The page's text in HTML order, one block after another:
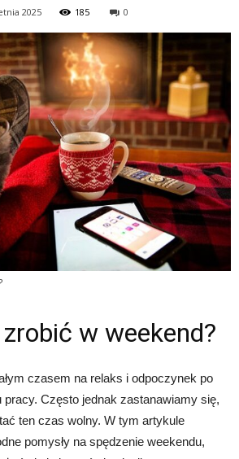
2025 185 0
w weekend?
czasem na relaks i odpoczynek po
pracy. Często jednak zastanawiamy się,
ten czas wolny. W tym artykule
pomysły na spędzenie weekendu,